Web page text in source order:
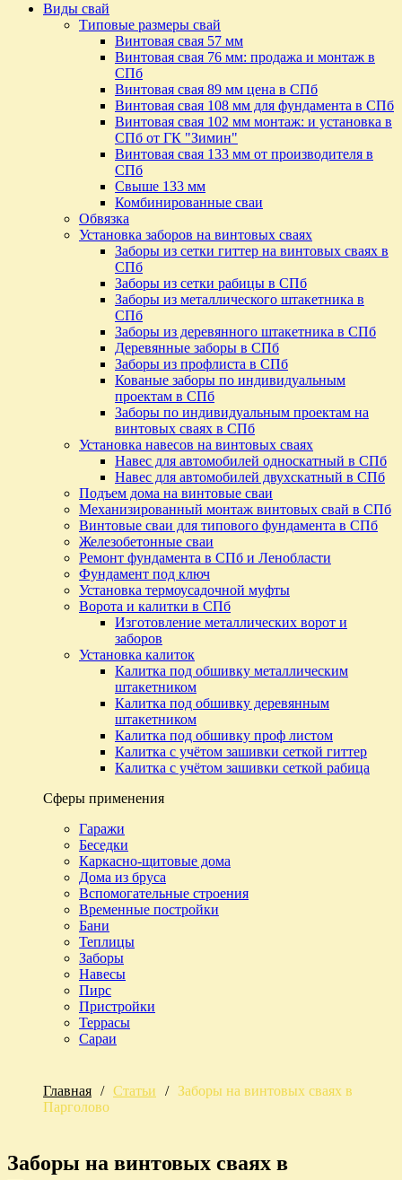
Виды свай
Типовые размеры свай
Винтовая свая 57 мм
Винтовая свая 76 мм: продажа и монтаж в
СПб
Винтовая свая 89 мм цена в СПб
Винтовая свая 108 мм для фундамента в СПб
Винтовая свая 102 мм монтаж: и установка в
СПб от ГК "Зимин"
Винтовая свая 133 мм от производителя в
СПб
Свыше 133 мм
Комбинированные сваи
Обвязка
Установка заборов на винтовых сваях
Заборы из сетки гиттер на винтовых сваях в
СПб
Заборы из сетки рабицы в СПб
Заборы из металлического штакетника в
СПб
Заборы из деревянного штакетника в СПб
Деревянные заборы в СПб
Заборы из профлиста в СПб
Кованые заборы по индивидуальным
проектам в СПб
Заборы по индивидуальным проектам на
винтовых сваях в СПб
Установка навесов на винтовых сваях
Навес для автомобилей односкатный в СПб
Навес для автомобилей двухскатный в СПб
Подъем дома на винтовые сваи
Механизированный монтаж винтовых свай в СПб
Винтовые сваи для типового фундамента в СПб
Железобетонные сваи
Ремонт фундамента в СПб и Ленобласти
Фундамент под ключ
Установка термоусадочной муфты
Ворота и калитки в СПб
Изготовление металлических ворот и
заборов
Установка калиток
Калитка под обшивку металлическим
штакетником
Калитка под обшивку деревянным
штакетником
Калитка под обшивку проф листом
Калитка с учётом зашивки сеткой гиттер
Калитка с учётом зашивки сеткой рабица
Сферы применения
Гаражи
Беседки
Каркасно-щитовые дома
Дома из бруса
Вспомогательные строения
Временные постройки
Бани
Теплицы
Заборы
Навесы
Пирс
Пристройки
Террасы
Сараи
Главная / Статьи /
Заборы на винтовых сваях в
Парголово
Заборы на винтовых сваях в